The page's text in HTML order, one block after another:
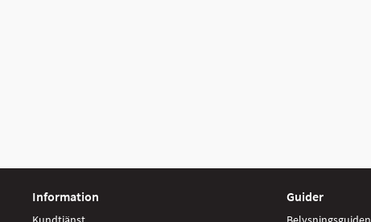
Information Guider